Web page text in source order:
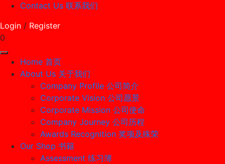
Contact Us 联系我们
Login / Register
0
Home 首页
About Us 关于我们
Company Profile 公司简介
Corporate Vision 公司愿景
Corporate Mission 公司使命
Company Journey 公司历程
Awards Recognition 奖项及殊荣
Our Shop 书籍
Assessment 练习簿